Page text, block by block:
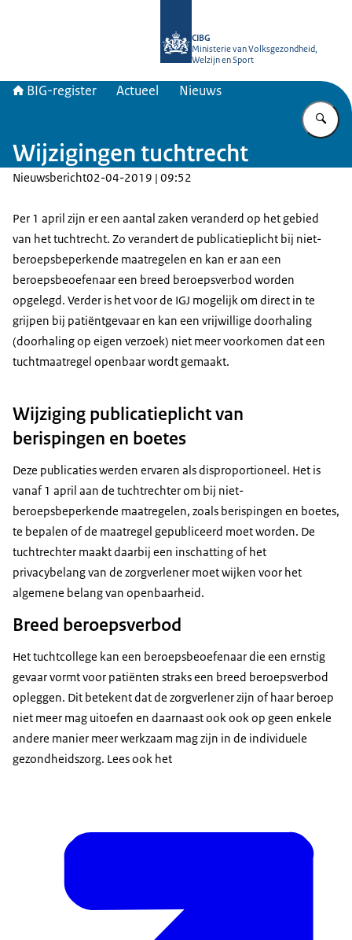
CIBG
Ministerie van Volksgezondheid,
Welzijn en Sport
BIG-register Actueel Nieuws
Wijzigingen tuchtrecht
Nieuwsbericht02-04-2019 | 09:52
Per 1 april zijn er een aantal zaken veranderd op het gebied
van het tuchtrecht. Zo verandert de publicatieplicht bij niet-
beroepsbeperkende maatregelen en kan er aan een
beroepsbeoefenaar een breed beroepsverbod worden
opgelegd. Verder is het voor de IGJ mogelijk om direct in te
grijpen bij patiëntgevaar en kan een vrijwillige doorhaling
(doorhaling op eigen verzoek) niet meer voorkomen dat een
tuchtmaatregel openbaar wordt gemaakt.
Wijziging publicatieplicht van
berispingen en boetes
Deze publicaties werden ervaren als disproportioneel. Het is
vanaf 1 april aan de tuchtrechter om bij niet-
beroepsbeperkende maatregelen, zoals berispingen en boetes,
te bepalen of de maatregel gepubliceerd moet worden. De
tuchtrechter maakt daarbij een inschatting of het
privacybelang van de zorgverlener moet wijken voor het
algemene belang van openbaarheid.
Breed beroepsverbod
Het tuchtcollege kan een beroepsbeoefenaar die een ernstig
gevaar vormt voor patiënten straks een breed beroepsverbod
opleggen. Dit betekent dat de zorgverlener zijn of haar beroep
niet meer mag uitoefen en daarnaast ook ook op geen enkele
andere manier meer werkzaam mag zijn in de individuele
gezondheidszorg. Lees ook het